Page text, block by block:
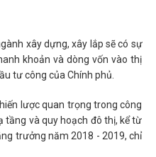
xây dựng, xây lắp sẽ có sự
khoản và dòng vốn vào thị
tư công của Chính phủ.
lược quan trọng trong công
tầng và quy hoạch đô thị, kể từ
trưởng năm 2018 - 2019, chỉ